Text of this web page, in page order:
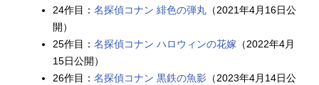
24作目： 名探偵コナン 緋色の弾丸 （2021年4月16日公
開）
25作目： 名探偵コナン ハロウィンの花嫁 （2022年4月
15日公開）
26作目： 名探偵コナン 黒鉄の魚影 （2023年4月14日公